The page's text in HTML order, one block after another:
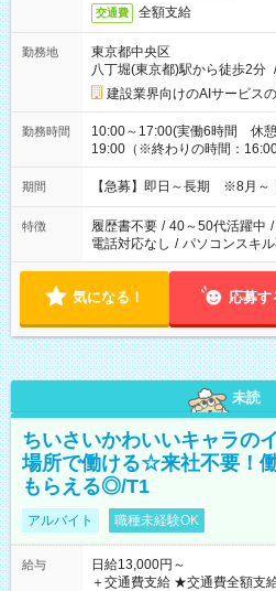
交通費 全額支給
勤務地
東京都中央区
八丁堀(東京都)駅から徒歩2分
建設業界向けのAIサービス
勤務時間
10:00～17:00(実働6時間 休
19:00（※終わりの時間：
期間 【急募】即日～長期 ※8月～
特徴 履歴書不要 / 40～50代活躍中 /
電話対応なし / パソコンスキ
気になる！ 応募す
未読
ちいさいかわいいキャラの
場所で働ける☆来社不要！
もらえる◎/T1
アルバイト 職種未経験OK
給与
日給13,000円～
＋交通費支給 ★交通費全額支給！ ┗案件により規定あり ★日払